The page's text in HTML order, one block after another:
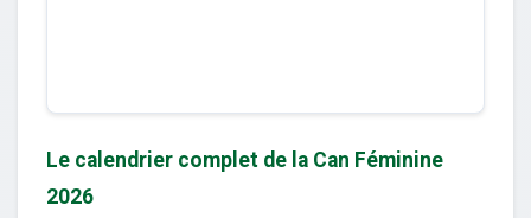
Le calendrier complet de la Can Féminine
2026